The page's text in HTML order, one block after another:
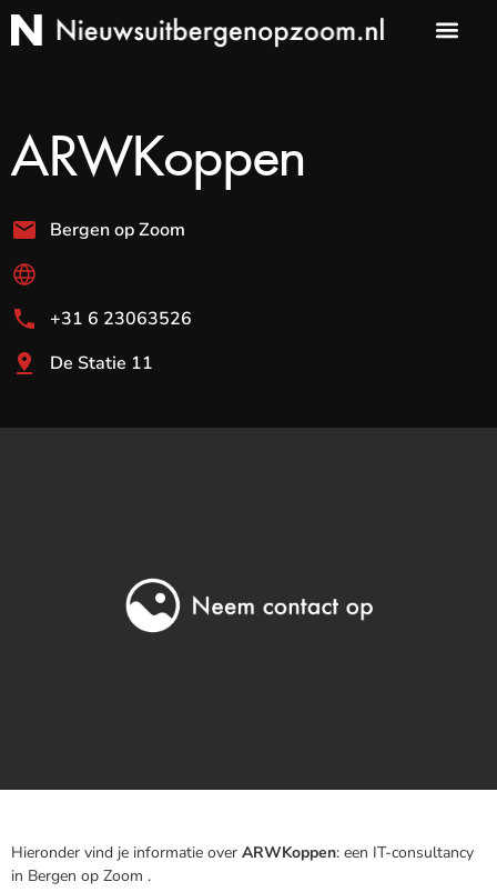
ARWKoppen
Bergen op Zoom
+31 6 23063526
De Statie 11
Hieronder vind je informatie over ARWKoppen: een IT-consultancy
in Bergen op Zoom .